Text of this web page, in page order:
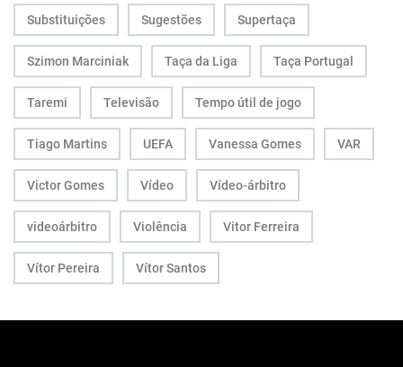
Substituições Sugestões Supertaça
Szimon Marciniak Taça da Liga Taça Portugal
Taremi Televisão Tempo útil de jogo
Tiago Martins UEFA Vanessa Gomes VAR
Victor Gomes Vídeo Vídeo-árbitro
videoárbitro Violência Vitor Ferreira
Vítor Pereira Vítor Santos